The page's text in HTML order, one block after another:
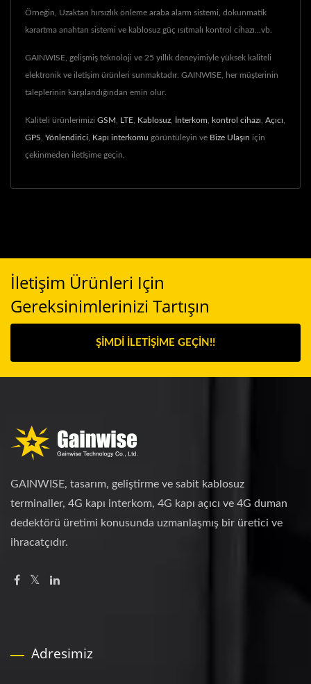
Örneğin, Uzaktan hırsızlık önleme araba alarm sistemi, dokunmatik
karartma anahtarı sistemi ve kablosuz güç ısıtmalı kontrol cihazı...vb.
GAINWISE, gelişmiş teknoloji ve 25 yıllık deneyimiyle yüksek kaliteli
elektronik ve iletişim ürünleri sunmaktadır. GAINWISE, her müşterinin
taleplerinin karşılandığından emin olur.
Kaliteli ürünlerimizi GSM LTE Kablosuz İnterkom kontrol cihazı Açıcı
GPS Yönlendirici Kapı interkomu görüntüleyin ve Bize Ulaşın için
çekinmeden iletişime geçin.
İletişim Ürünleri Için
Gereksinimlerinizi Tartışın
ŞIMDI İLETIŞIME GEÇIN!!
GAINWISE, tasarım, geliştirme ve sabit kablosuz
terminaller, 4G kapı interkom, 4G kapı açıcı ve 4G duman
dedektörü üretimi konusunda uzmanlaşmış bir üretici ve
ihracatçıdır.
Adresimiz